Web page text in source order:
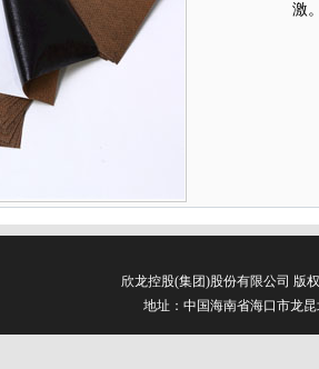
激
欣龙控股(集团)股份有限公司
地址：中国海南省海口市龙